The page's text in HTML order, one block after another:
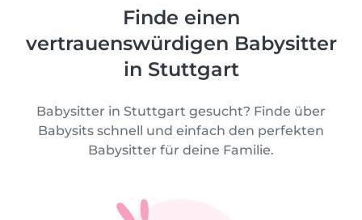
Finde einen
vertrauenswürdigen Babysitter
in Stuttgart
Babysitter in Stuttgart gesucht? Finde über
Babysits schnell und einfach den perfekten
Babysitter für deine Familie.